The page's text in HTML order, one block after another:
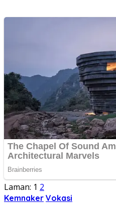
Laman: 1 2
Kemnaker Vokasi